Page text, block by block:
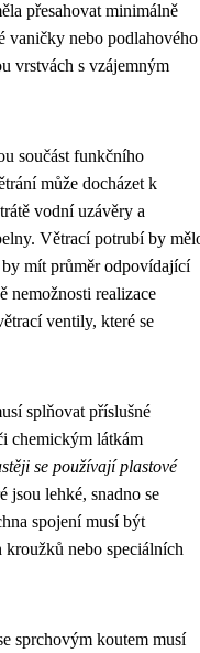
přesahovat minimálně
vaničky nebo podlahového
vrstvách s vzájemným
součást funkčního
může docházet k
vodní uzávěry a
Větrací potrubí by
mít průměr odpovídající
nemožnosti realizace
ventily, které se
splňovat příslušné
chemickým látkám
se používají plastové
jsou lehké, snadno se
spojení musí být
nebo speciálních
sprchovým koutem musí